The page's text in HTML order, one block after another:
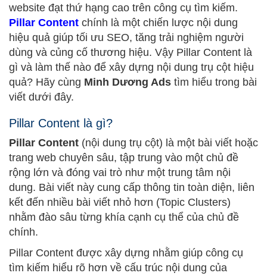
website đạt thứ hạng cao trên công cụ tìm kiếm.
Pillar Content chính là một chiến lược nội dung
hiệu quả giúp tối ưu SEO, tăng trải nghiệm người
dùng và củng cố thương hiệu. Vậy Pillar Content là
gì và làm thế nào để xây dựng nội dung trụ cột hiệu
quả? Hãy cùng Minh Dương Ads tìm hiểu trong bài
viết dưới đây.
Pillar Content là gì?
Pillar Content (nội dung trụ cột) là một bài viết hoặc
trang web chuyên sâu, tập trung vào một chủ đề
rộng lớn và đóng vai trò như một trung tâm nội
dung. Bài viết này cung cấp thông tin toàn diện, liên
kết đến nhiều bài viết nhỏ hơn (Topic Clusters)
nhằm đào sâu từng khía cạnh cụ thể của chủ đề
chính.
Pillar Content được xây dựng nhằm giúp công cụ
tìm kiếm hiểu rõ hơn về cấu trúc nội dung của